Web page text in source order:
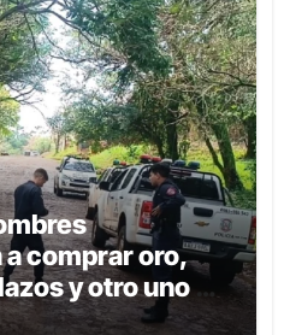
comprar oro,
y otro uno en